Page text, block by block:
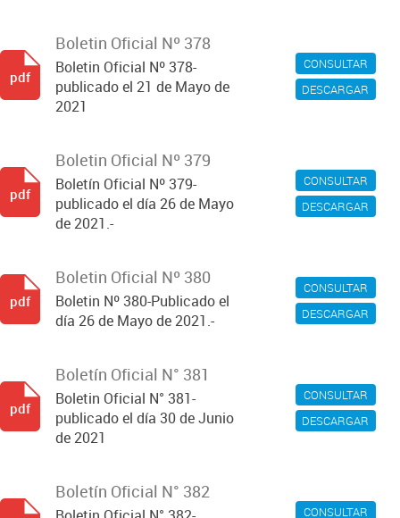
CONSULTAR
DESCARGAR
Boletin Oficial Nº 378
Boletin Oficial Nº 378-
publicado el 21 de Mayo de
2021
pdf
CONSULTAR
DESCARGAR
Boletin Oficial Nº 379
Boletín Oficial Nº 379-
publicado el día 26 de Mayo
de 2021.-
pdf
CONSULTAR
DESCARGAR
Boletin Oficial Nº 380
Boletin Nº 380-Publicado el
día 26 de Mayo de 2021.-
pdf
CONSULTAR
DESCARGAR
Boletín Oficial N° 381
Boletin Oficial N° 381-
publicado el día 30 de Junio
de 2021
pdf
CONSULTAR
Boletín Oficial N° 382